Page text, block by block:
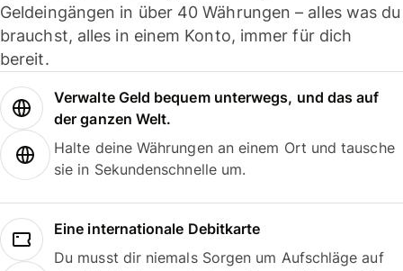
Geldeingängen in über 40 Währungen – alles was du
brauchst, alles in einem Konto, immer für dich
bereit.
Verwalte Geld bequem unterwegs, und das auf
der ganzen Welt.
Halte deine Währungen an einem Ort und tausche
sie in Sekundenschnelle um.
Eine internationale Debitkarte
Du musst dir niemals Sorgen um Aufschläge auf